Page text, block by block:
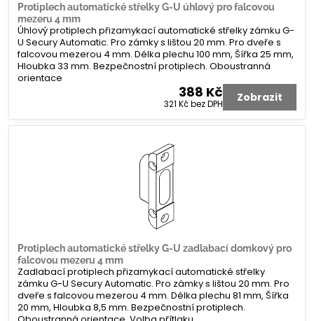
Protiplech automatické střelky G-U úhlový pro falcovou
mezeru 4 mm
Úhlový protiplech přizamykací automatické střelky zámku G-
U Secury Automatic. Pro zámky s lištou 20 mm. Pro dveře s
falcovou mezerou 4 mm. Délka plechu 100 mm, Šířka 25 mm,
Hloubka 33 mm. Bezpečnostní protiplech. Oboustranná
orientace
388 Kč
321 Kčbez DPH Zobrazit
Protiplech automatické střelky G-U zadlabací domkový pro
falcovou mezeru 4 mm
Zadlabací protiplech přizamykací automatické střelky
zámku G-U Secury Automatic. Pro zámky s lištou 20 mm. Pro
dveře s falcovou mezerou 4 mm. Délka plechu 81 mm, Šířka
20 mm, Hloubka 8,5 mm. Bezpečnostní protiplech.